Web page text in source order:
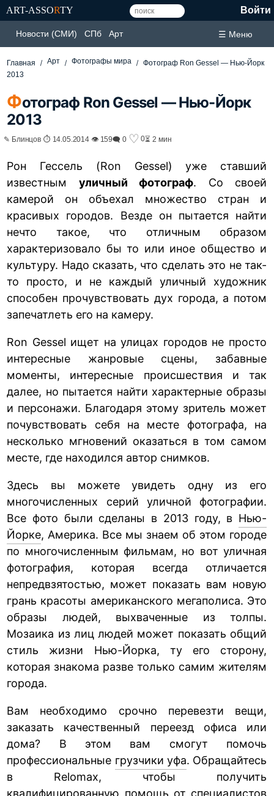
ART-ASSORTY Войти
Новости (СМИ) СПб Арт ☰ Меню
Главная Арт Фотографы мира
Фотограф Ron Gessel — Нью-Йорк
2013
Фотограф Ron Gessel — Нью-Йорк
2013
✎ Блинцов ⏱ 14.05.2014 👁 159🗨 0 ♡ 0⏳ 2 мин
Рон Гессель (Ron Gessel) уже ставший
известным уличный фотограф. Со своей
камерой он объехал множество стран и
красивых городов. Везде он пытается найти
нечто такое, что отличным образом
характеризовало бы то или иное общество и
культуру. Надо сказать, что сделать это не так-
то просто, и не каждый уличный художник
способен прочувствовать дух города, а потом
запечатлеть его на камеру.
Ron Gessel ищет на улицах городов не просто
интересные жанровые сцены, забавные
моменты, интересные происшествия и так
далее, но пытается найти характерные образы
и персонажи. Благодаря этому зритель может
почувствовать себя на месте фотографа, на
несколько мгновений оказаться в том самом
месте, где находился автор снимков.
Здесь вы можете увидеть одну из его
многочисленных серий уличной фотографии.
Все фото были сделаны в 2013 году, в Нью-
Йорке, Америка. Все мы знаем об этом городе
по многочисленным фильмам, но вот уличная
фотография, которая всегда отличается
непредвзятостью, может показать вам новую
грань красоты американского мегаполиса. Это
образы людей, выхваченные из толпы.
Мозаика из лиц людей может показать общий
стиль жизни Нью-Йорка, ту его сторону,
которая знакома разве только самим жителям
города.
Вам необходимо срочно перевезти вещи,
заказать качественный переезд офиса или
дома? В этом вам смогут помочь
профессиональные грузчики уфа. Обращайтесь
в Relomax, чтобы получить
квалифицированную помощь от специалистов